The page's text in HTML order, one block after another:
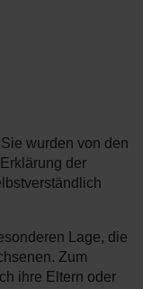
wurden von den
der
Lage, die
Zum
ihre Eltern oder